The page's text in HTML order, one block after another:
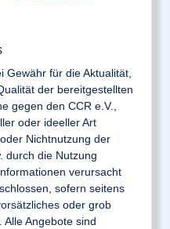
Gewähr für die Aktualität,
der bereitgestellten
gegen den CCR e.V.,
oder ideeller Art
Nichtnutzung der
durch die Nutzung
verursacht
sofern seitens
oder grob
Angebote sind